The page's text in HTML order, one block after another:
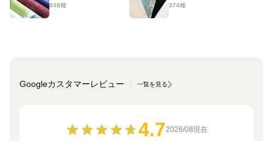
648種 374種
Googleカスタマーレビュー 一覧を見る
4.72026/08現在